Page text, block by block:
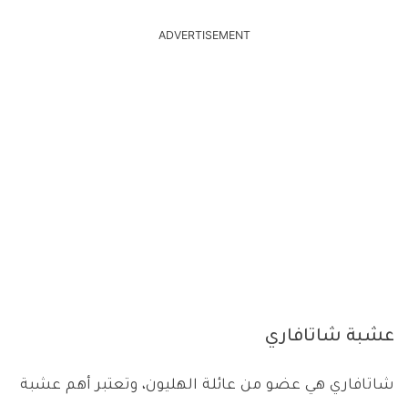
ADVERTISEMENT
عشبة شاتافاري
شاتافاري هي عضو من عائلة الهليون، وتعتبر أهم عشبة